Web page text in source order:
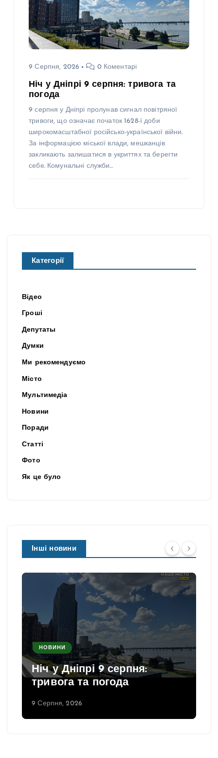
9 Серпня, 2026 0 Коментарі
Ніч у Дніпрі 9 серпня: тривога та
погода
9 серпня у Дніпрі пролунав сигнал повітряної
тривоги, що означає початок 1628-ї доби
широкомасштабної російсько-української війни.
За інформацією міської влади, мешканців
закликають залишатися в укриттях та берегти
себе. Комунальні служби…
Категорії
Відео
Гроші
Депутаты
Думки
Ми рекомендуємо
Місто
Мультимедіа
Новини
Поради
Статті
Фото
Як це було
Інші новини
НОВИНИ
Ніч у Дніпрі 9 серпня:
тривога та погода
9 Серпня, 2026